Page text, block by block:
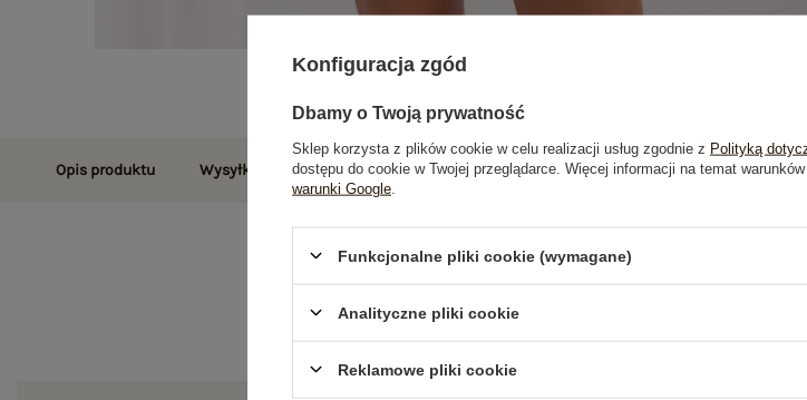
Opis produktu Wysyłka i dostawa Zwroty i reklamacje Opinie o produkcie(0)
Konfiguracja zgód
Dbamy o Twoją prywatność
Sklep korzysta z plików cookie w celu realizacji usług zgodnie z Polityką
dostępu do cookie w Twojej przeglądarce. Więcej informacji na temat
warunki Google
Funkcjonalne pliki cookie (wymagane)
Analityczne pliki cookie
Reklamowe pliki cookie